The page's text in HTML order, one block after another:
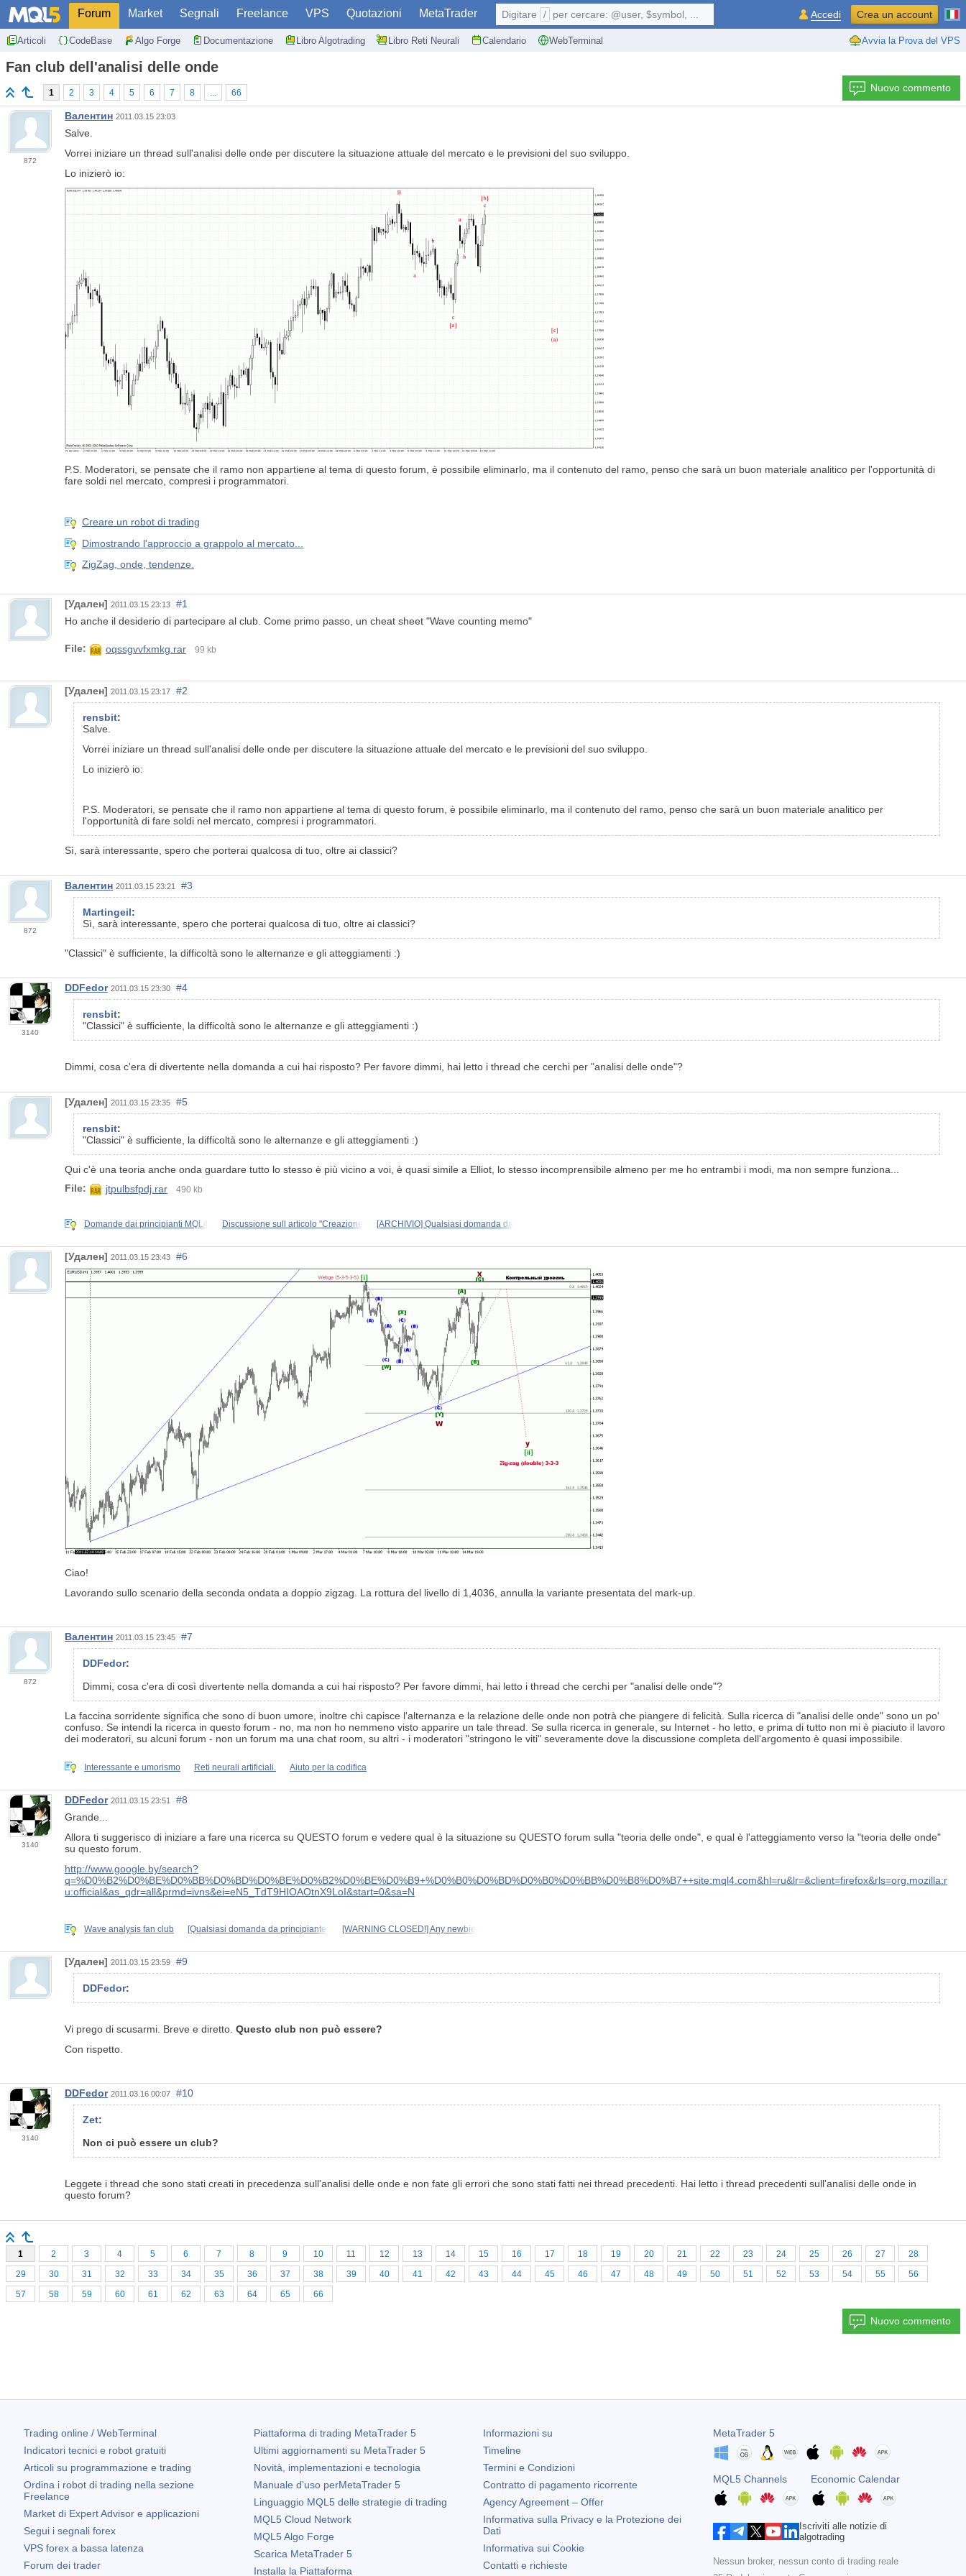
Forum Market Segnali Freelance VPS Quotazioni MetaTrader
Articoli CodeBase Algo Forge Documentazione Libro Algotrading Libro Reti Neurali Calendario WebTerminal Avvia la Prova del VPS
Digitare / per cercare: @user, $symbol, ... Accedi Crea un account
Fan club dell'analisi delle onde
1 2 3 4 5 6 7 8 ... 66 Nuovo commento
872
Валентин 2011.03.15 23:03
Salve.
Vorrei iniziare un thread sull'analisi delle onde per discutere la situazione attuale del mercato e le previsioni del suo sviluppo.
Lo inizierò io:
P.S. Moderatori, se pensate che il ramo non appartiene al tema di questo forum, è possibile eliminarlo, ma il contenuto del ramo, penso che sarà un buon materiale analitico per l'opportunità di
fare soldi nel mercato, compresi i programmatori.
Creare un robot di trading
Dimostrando l'approccio a grappolo al mercato...
ZigZag, onde, tendenze.
[Удален] 2011.03.15 23:13
#1
Ho anche il desiderio di partecipare al club. Come primo passo, un cheat sheet "Wave counting memo"
File: oqssgvvfxmkg.rar 99 kb
[Удален] 2011.03.15 23:17 #2
rensbit:
Salve.
Vorrei iniziare un thread sull'analisi delle onde per discutere la situazione attuale del mercato e le previsioni del suo sviluppo.
Lo inizierò io:
P.S. Moderatori, se pensate che il ramo non appartiene al tema di questo forum, è possibile eliminarlo, ma il contenuto del ramo, penso che sarà un buon materiale analitico per
l'opportunità di fare soldi nel mercato, compresi i programmatori.
Sì, sarà interessante, spero che porterai qualcosa di tuo, oltre ai classici?
872
Валентин 2011.03.15 23:21 #3
Martingeil:
Sì, sarà interessante, spero che porterai qualcosa di tuo, oltre ai classici?
"Classici" è sufficiente, la difficoltà sono le alternanze e gli atteggiamenti :)
3140
DDFedor 2011.03.15 23:30 #4
rensbit:
"Classici" è sufficiente, la difficoltà sono le alternanze e gli atteggiamenti :)
Dimmi, cosa c'era di divertente nella domanda a cui hai risposto? Per favore dimmi, hai letto i thread che cerchi per "analisi delle onde"?
[Удален] 2011.03.15 23:35 #5
rensbit:
"Classici" è sufficiente, la difficoltà sono le alternanze e gli atteggiamenti :)
Qui c'è una teoria anche onda guardare tutto lo stesso è più vicino a voi, è quasi simile a Elliot, lo stesso incomprensibile almeno per me ho entrambi i modi, ma non sempre funziona...
File:
jtpulbsfpdj.rar 490 kb
Domande dai principianti MQL4 Discussione sull articolo "Creazione [ARCHIVIO] Qualsiasi domanda da
[Удален] 2011.03.15 23:43 #6
Ciao!
Lavorando sullo scenario della seconda ondata a doppio zigzag. La rottura del livello di 1,4036, annulla la variante presentata del mark-up.
872
Валентин 2011.03.15 23:45 #7
DDFedor:
Dimmi, cosa c'era di così divertente nella domanda a cui hai risposto? Per favore dimmi, hai letto i thread che cerchi per "analisi delle onde"?
La faccina sorridente significa che sono di buon umore, inoltre chi capisce l'alternanza e la relazione delle onde non potrà che piangere di felicità. Sulla ricerca di "analisi delle onde" sono un po'
confuso. Se intendi la ricerca in questo forum - no, ma non ho nemmeno visto apparire un tale thread. Se sulla ricerca in generale, su Internet - ho letto, e prima di tutto non mi è piaciuto il lavoro
dei moderatori, su alcuni forum - non un forum ma una chat room, su altri - i moderatori "stringono le viti" severamente dove la discussione completa dell'argomento è quasi impossibile.
Interessante e umorismo Reti neurali artificiali. Aiuto per la codifica
3140
DDFedor 2011.03.15 23:51
#8
Grande...
Allora ti suggerisco di iniziare a fare una ricerca su QUESTO forum e vedere qual è la situazione su QUESTO forum sulla "teoria delle onde", e qual è l'atteggiamento verso la "teoria delle onde"
su questo forum.
http://www.google.by/search?
q=%D0%B2%D0%BE%D0%BB%D0%BD%D0%BE%D0%B2%D0%BE%D0%B9+%D0%B0%D0%BD%D0%B0%D0%BB%D0%B8%D0%B7++site:mql4.com&hl=ru&lr=&client=firefox&rls=org.mozilla:r
u:official&as_qdr=all&prmd=ivns&ei=eN5_TdT9HIOAOtnX9LoI&start=0&sa=N
Wave analysis fan club [Qualsiasi domanda da principiante, [WARNING CLOSED!] Any newbie
[Удален] 2011.03.15 23:59 #9
DDFedor:
Vi prego di scusarmi. Breve e diretto. Questo club non può essere?
Con rispetto.
3140
DDFedor 2011.03.16 00:07 #10
Zet:
Non ci può essere un club?
Leggete i thread che sono stati creati in precedenza sull'analisi delle onde e non fate gli errori che sono stati fatti nei thread precedenti. Hai letto i thread precedenti sull'analisi delle onde in
questo forum?
1 2 3 4 5 6 7 8 9 10 11 12 13 14 15 16 17 18 19 20 21 22 23 24 25 26 27
28
29
30 31 32 33 34 35 36 37 38 39 40 41 42 43 44 45 46 47 48 49 50 51 52 53 54 55
56
57
58 59 60 61 62 63 64 65 66
Nuovo commento
Trading online / WebTerminal
Indicatori tecnici e robot gratuiti
Articoli su programmazione e trading
Ordina i robot di trading nella sezione
Freelance
Market di Expert Advisor e applicazioni
Segui i segnali forex
VPS forex a bassa latenza
Forum dei trader
Piattaforma di trading MetaTrader 5
Ultimi aggiornamenti su MetaTrader 5
Novità, implementazioni e tecnologia
Manuale d’uso perMetaTrader 5
Linguaggio MQL5 delle strategie di trading
MQL5 Cloud Network
MQL5 Algo Forge
Scarica MetaTrader 5
Installa la Piattaforma
Informazioni su
Timeline
Termini e Condizioni
Contratto di pagamento ricorrente
Agency Agreement – Offer
Informativa sulla Privacy e la Protezione dei
Dati
Informativa sui Cookie
Contatti e richieste
MetaTrader 5
MQL5 Channels Economic Calendar
Iscriviti alle notizie di
algotrading
Nessun broker, nessun conto di trading reale